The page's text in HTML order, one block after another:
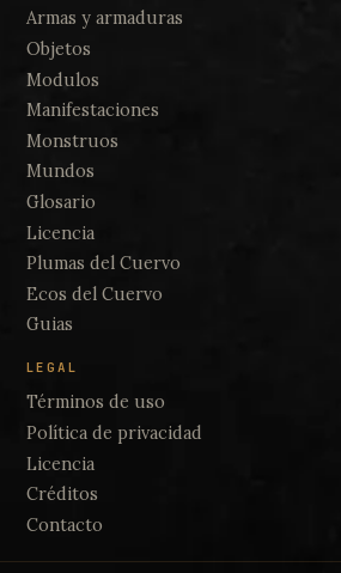
Armas y armaduras
Objetos
Modulos
Manifestaciones
Monstruos
Mundos
Glosario
Licencia
Plumas del Cuervo
Ecos del Cuervo
Guias
LEGAL
Términos de uso
Política de privacidad
Licencia
Créditos
Contacto